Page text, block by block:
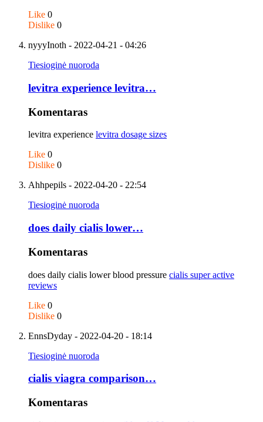
Like 0
Dislike 0
nyyyInoth - 2022-04-21 - 04:26
Tiesioginė nuoroda
levitra experience levitra…
Komentaras
levitra experience levitra dosage sizes
Like 0
Dislike 0
Ahhpepils - 2022-04-20 - 22:54
Tiesioginė nuoroda
does daily cialis lower…
Komentaras
does daily cialis lower blood pressure cialis super active
reviews
Like 0
Dislike 0
EnnsDyday - 2022-04-20 - 18:14
Tiesioginė nuoroda
cialis viagra comparison…
Komentaras